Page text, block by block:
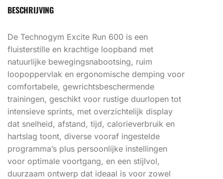
BESCHRIJVING
De Technogym Excite Run 600 is een
fluisterstille en krachtige loopband met
natuurlijke bewegingsnabootsing, ruim
loopoppervlak en ergonomische demping voor
comfortabele, gewrichtsbeschermende
trainingen, geschikt voor rustige duurlopen tot
intensieve sprints, met overzichtelijk display
dat snelheid, afstand, tijd, calorieverbruik en
hartslag toont, diverse vooraf ingestelde
programma’s plus persoonlijke instellingen
voor optimale voortgang, en een stijlvol,
duurzaam ontwerp dat ideaal is voor zowel